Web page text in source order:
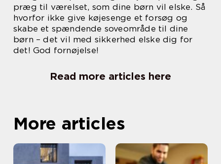
præg til værelset, som dine børn vil elske. Så
hvorfor ikke give køjesenge et forsøg og
skabe et spændende soveområde til dine
børn – det vil med sikkerhed elske dig for
det! God fornøjelse!
Read more articles here
More articles